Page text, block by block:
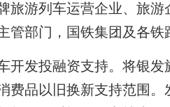
旅游列车运营企业、旅
管部门，国铁集团及各铁
发投融资支持。将银发
费品以旧换新支持范围